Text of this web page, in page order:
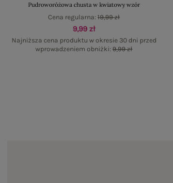
Pudroworóżowa chusta w kwiatowy wzór
9,99 zł
Najniższa cena produktu w okresie 30 dni przed
wprowadzeniem obniżki:9,99 zł
Cena regularna:19,99 zł